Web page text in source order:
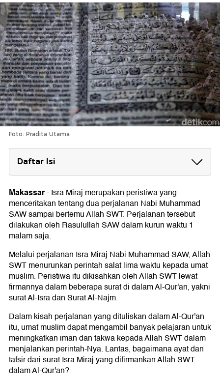
Foto: Pradita Utama
Daftar Isi
Surat Al-Isra Ayat 1
Bacaan Surat Al-Isra Ayat 1
Tafsir Surat Al-Isra Ayat 1
Surat Al-Isra Ayat 2
Bacaan Surat Al-Isra Ayat 2
Tafsir Surat Al-Isra Ayat 2
Surat Al-Isra Ayat 60
Bacaan Surat Al-Isra Ayat 60
Tafsir Surat Al-Isra Ayat 60
Surat Al-Najm Ayat 13-18
Bacaan Surat Al-Najm Ayat 13-18
Tafsir Surat Al-Najm ayat 13-18
Makassar-Isra Miraj merupakan peristiwa yang
menceritakan tentang dua perjalanan Nabi Muhammad
SAW sampai bertemu Allah SWT. Perjalanan tersebut
dilakukan oleh Rasulullah SAW dalam kurun waktu 1
malam saja.
Melalui perjalanan Isra Miraj Nabi Muhammad SAW, Allah
SWT menurunkan perintah salat lima waktu kepada umat
muslim. Peristiwa itu dikisahkan oleh Allah SWT lewat
firmannya dalam beberapa surat di dalam Al-Qur'an, yakni
surat Al-Isra dan Surat Al-Najm.
Dalam kisah perjalanan yang dituliskan dalam Al-Qur'an
itu, umat muslim dapat mengambil banyak pelajaran untuk
meningkatkan iman dan takwa kepada Allah SWT dalam
menjalankan perintah-Nya. Lantas, bagaimana ayat dan
tafsir dari surat Isra Miraj yang difirmankan Allah SWT
dalam Al-Qur'an?